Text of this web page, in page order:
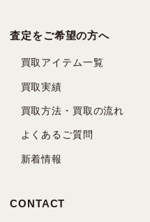
査定をご希望の方へ
買取アイテム一覧
買取実績
買取方法・買取の流れ
よくあるご質問
新着情報
CONTACT